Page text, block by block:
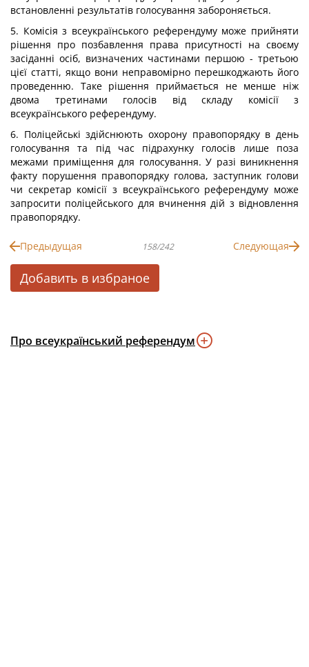
встановленні результатів голосування забороняється.
5. Комісія з всеукраїнського референдуму може прийняти
рішення про позбавлення права присутності на своєму
засіданні осіб, визначених частинами першою - третьою
цієї статті, якщо вони неправомірно перешкоджають його
проведенню. Таке рішення приймається не менше ніж
двома третинами голосів від складу комісії з
всеукраїнського референдуму.
6. Поліцейські здійснюють охорону правопорядку в день
голосування та під час підрахунку голосів лише поза
межами приміщення для голосування. У разі виникнення
факту порушення правопорядку голова, заступник голови
чи секретар комісії з всеукраїнського референдуму може
запросити поліцейського для вчинення дій з відновлення
правопорядку.
Предыдущая 158/242 Следующая
Добавить в избраное
Про всеукраїнський референдум